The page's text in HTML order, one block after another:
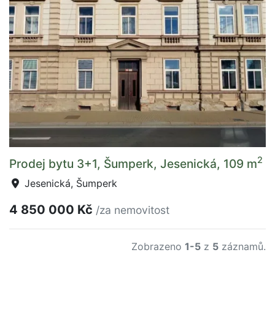
Prodej bytu 3+1, Šumperk, Jesenická, 109 m2
Jesenická, Šumperk
4 850 000 Kč /za nemovitost
Zobrazeno 1-5 z 5 záznamů.